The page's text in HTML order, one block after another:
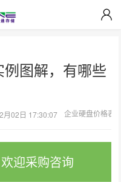
图解，有哪些
月02日 17:30:07 企业硬盘价格表
迎采购咨询